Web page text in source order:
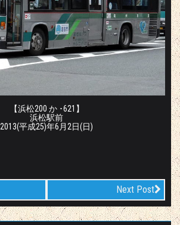
【浜松200 か ･621】
浜松駅前
2013(平成25)年6月2日(日)
Next Post